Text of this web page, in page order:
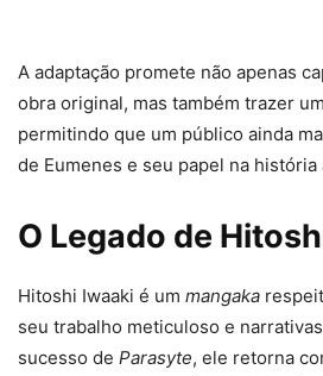
A adaptação promete não apenas
obra original, mas também trazer
permitindo que um público ainda
de Eumenes e seu papel na história
O Legado de
Hitoshi Iwaaki é um mangaka
seu trabalho meticuloso e
sucesso de Parasyte, ele retorna